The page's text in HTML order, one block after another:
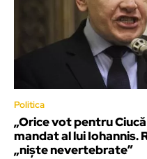
Politica
„Orice vot pentru
mandat al lui Iohannis.
„niște nevertebrate”